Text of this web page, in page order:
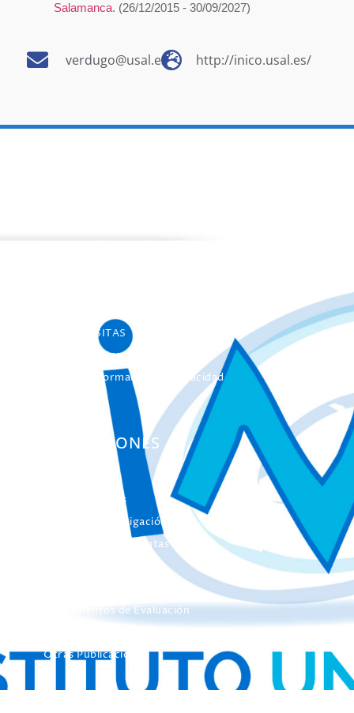
Salamanca. (26/12/2015 - 30/09/2027)
verdugo@usal.es http://inico.usal.es/
UNIdiVERSITAS
Formación Continua
Servicio Información Discapacidad
Infoautismo
PUBLICACIONES
Colección Actas
Colección Investigación
Colección Herramientas
Instrumentos de Evaluación
Otras Publicaciones